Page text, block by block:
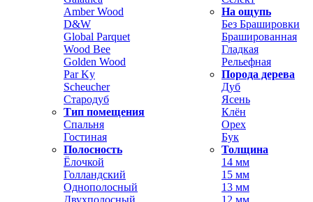
Amber Wood
D&W
Global Parquet
Wood Bee
Golden Wood
Par Ky
Scheucher
Стародуб
Тип помещения
Спальня
Гостиная
Полосность
Ёлочкой
Голландский
Однополосный
Двухполосный
На ощупь
Без Брашировки
Брашированная
Гладкая
Рельефная
Порода дерева
Дуб
Ясень
Клён
Орех
Бук
Толщина
14 мм
15 мм
13 мм
12 мм